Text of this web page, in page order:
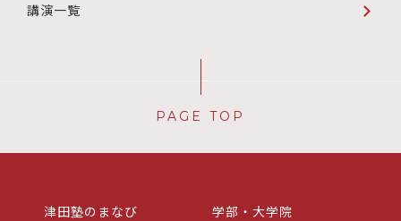
講演一覧
PAGE TOP
津田塾のまなび 学部・大学院